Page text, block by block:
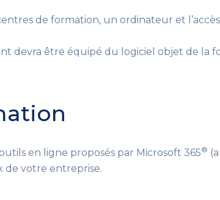
de formation, un ordinateur et
devra être équipé du logiciel objet de la
en ligne proposés par Microsoft 365®
de votre entreprise.